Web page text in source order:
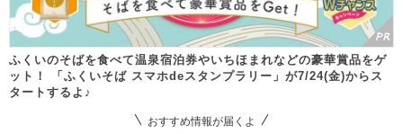
ふくいのそばを食べて温泉宿泊券やいちほまれなどの豪華賞品をゲ
ット！ 「ふくいそば スマホdeスタンプラリー」が7/24(金)からス
タートするよ♪
おすすめ情報が届くよ